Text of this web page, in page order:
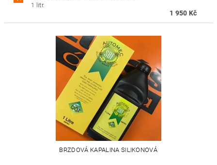
1 litr.
1 950 Kč
BRZDOVÁ KAPALINA SILIKONOVÁ